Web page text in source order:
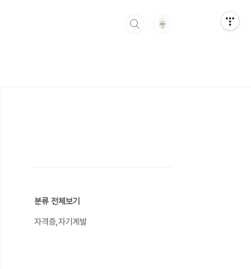
분류 전체보기
자격증,자기계발